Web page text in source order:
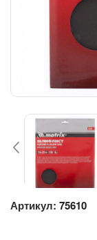
Артикул: 75610